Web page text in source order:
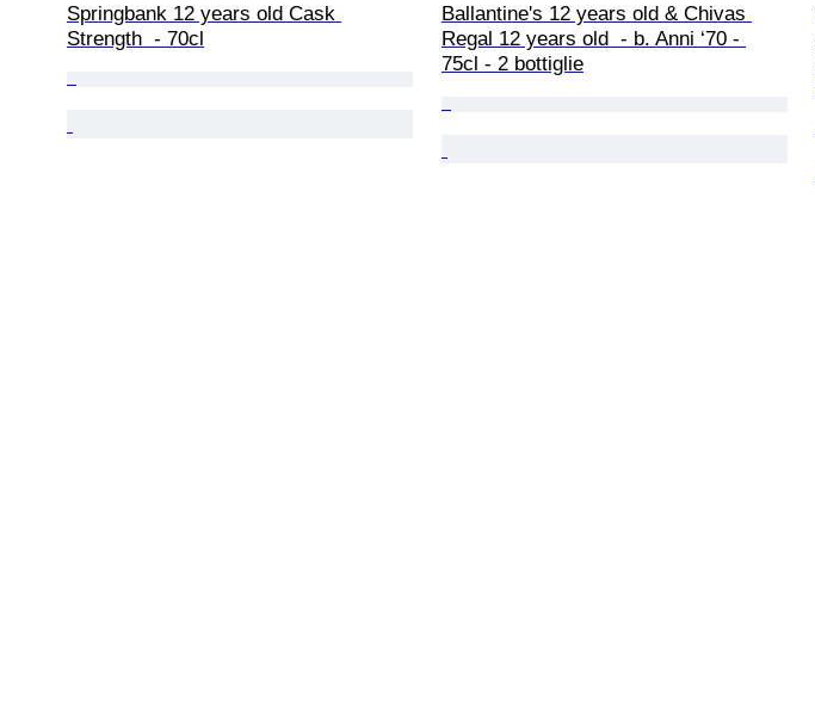
Springbank 12 years old Cask
Strength  - 70cl
Ballantine's 12 years old & Chivas
Regal 12 years old  - b. Anni ‘70 -
75cl - 2 bottiglie